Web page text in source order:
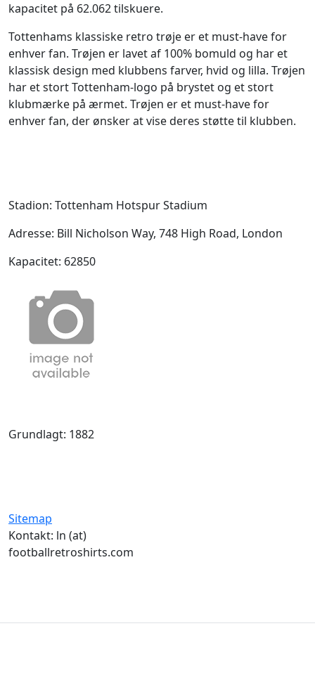
kapacitet på 62.062 tilskuere.
Tottenhams klassiske retro trøje er et must-have for
enhver fan. Trøjen er lavet af 100% bomuld og har et
klassisk design med klubbens farver, hvid og lilla. Trøjen
har et stort Tottenham-logo på brystet og et stort
klubmærke på ærmet. Trøjen er et must-have for
enhver fan, der ønsker at vise deres støtte til klubben.
Stadion: Tottenham Hotspur Stadium
Adresse: Bill Nicholson Way, 748 High Road, London
Kapacitet: 62850
Grundlagt: 1882
Sitemap
Kontakt: ln (at)
footballretroshirts.com